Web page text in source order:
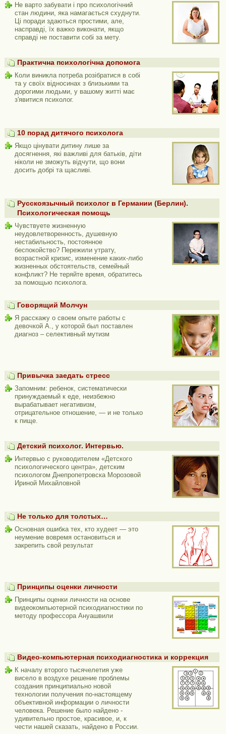
Не варто забувати і про психологічний
стан людини, яка намагається схуднути.
Ці поради здаються простими, але,
насправді, їх важко виконати, якщо
справді не поставити собі за мету.
Практична психологічна допомога
Коли виникла потреба розібратися в собі
та у своїх відносинах з близькими та
дорогими людьми, у вашому житті має
з'явитися психолог.
10 порад дитячого психолога
Якщо цінувати дитину лише за
досягнення, які важливі для батьків, діти
ніколи не зможуть відчути, що вони
досить добрі та щасливі.
Русскоязычный психолог в Германии (Берлин).
Психологическая помощь
Чувствуете жизненную
неудовлетворенность, душевную
нестабильность, постоянное
беспокойство? Пережили утрату,
возрастной кризис, изменение каких-либо
жизненных обстоятельств, семейный
конфликт? Не теряйте время, обратитесь
за помощью психолога.
Говорящий Молчун
Я расскажу о своем опыте работы с
девочкой А., у которой был поставлен
диагноз – селективный мутизм
Привычка заедать стресс
Запомним: ребенок, систематически
принуждаемый к еде, неизбежно
вырабатывает негативизм,
отрицательное отношение, — и не только
к пище.
Детский психолог. Интервью.
Интервью с руководителем «Детского
психологического центра», детским
психологом Днепропетровска Морозовой
Ириной Михайловной
Не только для толстых…
Основная ошибка тех, кто худеет — это
неумение вовремя остановиться и
закрепить свой результат
Принципы оценки личности
Принципы оценки личности на основе
видеокомпьютерной психодиагностики по
методу профессора Ануашвили
Видео-компьютерная психодиагностика и коррекция
К началу второго тысячелетия уже
висело в воздухе решение проблемы
создания принципиально новой
технологии получения по-настоящему
объективной информации о личности
человека. Решение было найдено -
удивительно простое, красивое, и, к
чести нашей сказать, найдено в России.